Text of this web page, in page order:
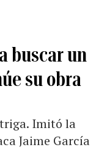
buscar un
su obra
Imitó la
Jaime García